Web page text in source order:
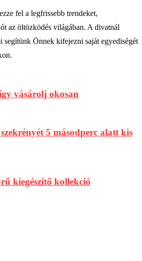
fel a legfrissebb trendeket,
az öltözködés világában. A divatnál
segítünk Önnek kifejezni saját egyediségét
vásárolj okosan
5 másodperc alatt kis
kiegészítő kollekció